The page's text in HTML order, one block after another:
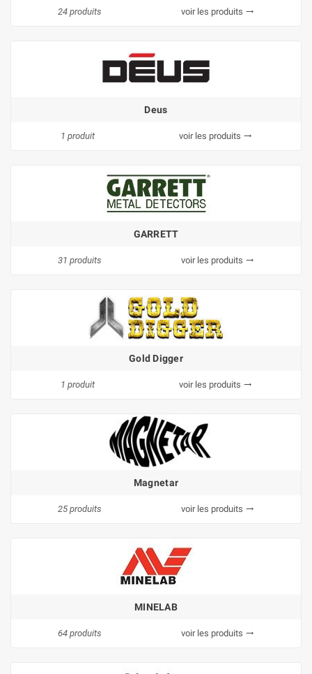
24 produits voir les produits trending_flat
Deus
1 produit voir les produits trending_flat
GARRETT
31 produits voir les produits trending_flat
Gold Digger
1 produit voir les produits trending_flat
Magnetar
25 produits voir les produits trending_flat
MINELAB
64 produits voir les produits trending_flat